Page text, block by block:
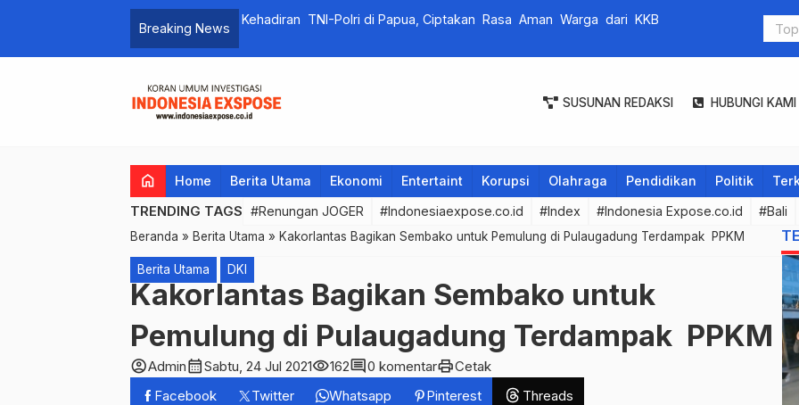
Breaking News
Kehadiran TNI-Polri di Papua, Ciptakan Rasa Aman Warga dari KKB
Dorong
untuk
SUSUNAN REDAKSI HUBUNGI KAMI
home Home Berita Utama Ekonomi Entertaint Korupsi Olahraga Pendidikan Politik
TRENDING TAGS #Renungan JOGER #Indonesiaexpose.co.id #Index #Indonesia Expose.co.id #Bali
Beranda » Berita Utama » Kakorlantas Bagikan Sembako untuk Pemulung di Pulaugadung Terdampak PPKM
Berita Utama DKI
Kakorlantas Bagikan Sembako untuk
Pemulung di Pulaugadung Terdampak PPKM
account_circleAdmincalendar_monthSabtu, 24 Jul 2021visibility162comment0 komentarprintCetak
Facebook
Twitter Whatsapp Pinterest Threads